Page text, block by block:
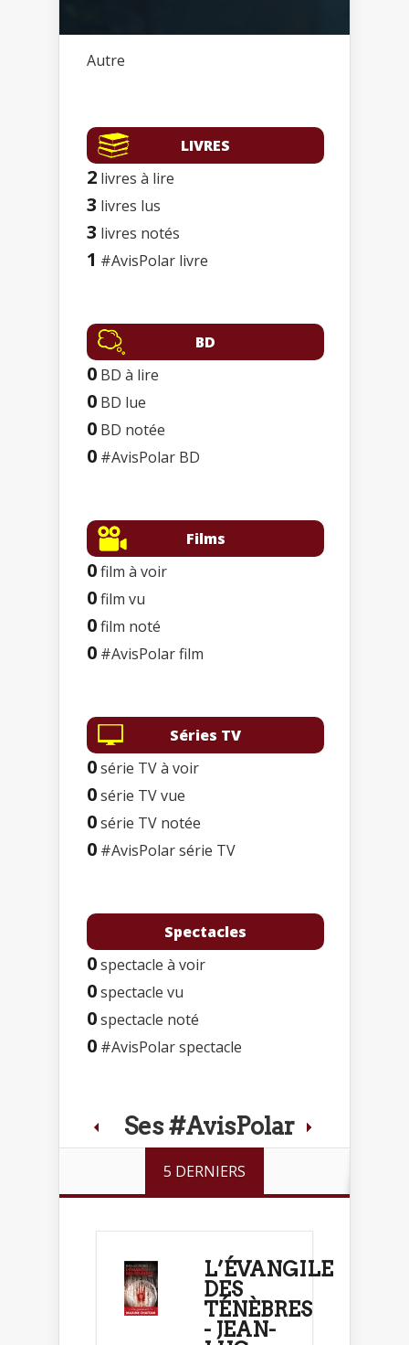
Autre
LIVRES
2 livres à lire
3 livres lus
3 livres notés
1 #AvisPolar livre
BD
0 BD à lire
0 BD lue
0 BD notée
0 #AvisPolar BD
Films
0film à voir
0film vu
0film noté
0 #AvisPolar film
Séries TV
0série TV à voir
0série TV vue
0série TV notée
0 #AvisPolar série TV
Spectacles
0spectacle à voir
0spectacle vu
0spectacle noté
0 #AvisPolar spectacle
Ses #AvisPolar
5 DERNIERS
L’ÉVANGILE
DES
TÉNÈBRES
- JEAN-